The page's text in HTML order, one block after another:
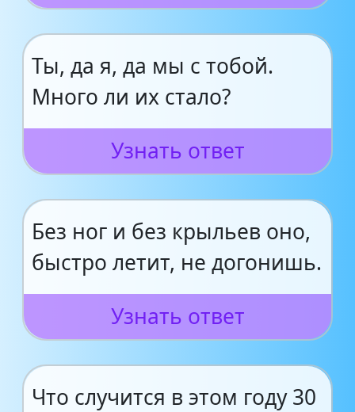
Ты, да я, да мы с тобой.
Много ли их стало?
Узнать ответ
Без ног и без крыльев оно,
быстро летит, не догонишь.
Узнать ответ
Что случится в этом году 30